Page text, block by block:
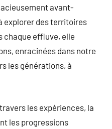
avant-
explorer des territoires
chaque effluve, elle
enracinées dans notre
les générations, à
les expériences, la
les progressions